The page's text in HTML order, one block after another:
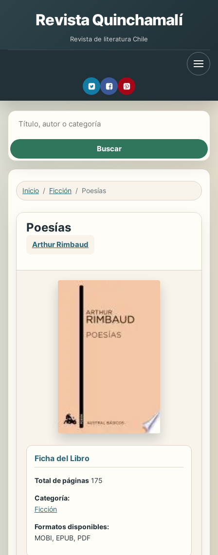
Revista Quinchamalí
Revista de literatura Chile
Inicio Ficción Poesías
Poesías
Arthur Rimbaud
Ficha del Libro
Total de páginas 175
Categoría:
Ficción
Formatos disponibles:
MOBI, EPUB, PDF